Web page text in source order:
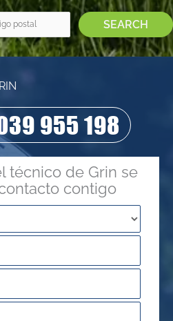
955 198
técnico de Grin se
contigo